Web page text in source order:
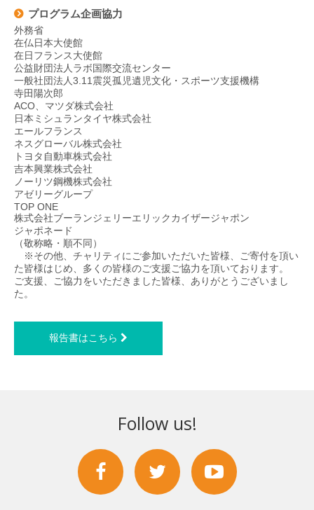
プログラム企画協力
外務省
在仏日本大使館
在日フランス大使館
公益財団法人ラボ国際交流センター
一般社団法人3.11震災孤児遺児文化・スポーツ支援機構
寺田陽次郎
ACO、マツダ株式会社
日本ミシュランタイヤ株式会社
エールフランス
ネスグローバル株式会社
トヨタ自動車株式会社
吉本興業株式会社
ノーリツ鋼機株式会社
アゼリーグループ
TOP ONE
株式会社ブーランジェリーエリックカイザージャポン
ジャポネード
（敬称略・順不同）
※その他、チャリティにご参加いただいた皆様、ご寄付を頂い
た皆様はじめ、多くの皆様のご支援ご協力を頂いております。
ご支援、ご協力をいただきました皆様、ありがとうございまし
た。
報告書はこちら
Follow us!